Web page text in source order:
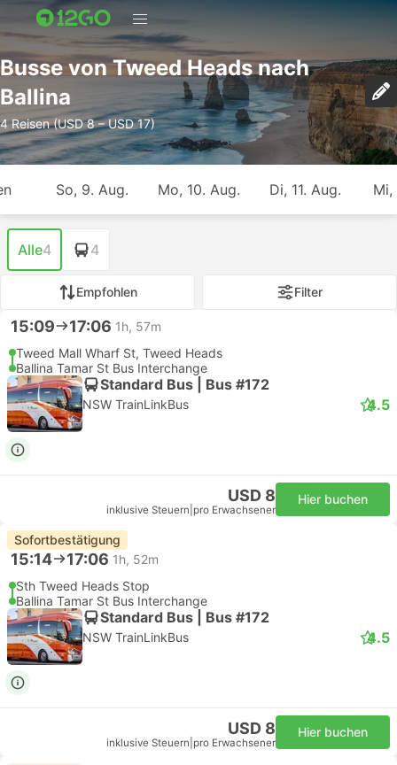
Busse von Tweed Heads nach
Ballina
4 Reisen (USD 8 – USD 17)
So, 9. Aug. Mo, 10. Aug. Di, 11. Aug. Mi,
Alle4 4
Empfohlen Filter
15:09 17:06 1h, 57m
Tweed Mall Wharf St, Tweed Heads
Ballina Tamar St Bus Interchange
Standard Bus | Bus #172
NSW TrainLinkBus 4.5
USD 8
inklusive Steuern pro Erwachsener
Hier buchen
Sofortbestätigung
15:14 17:06 1h, 52m
Sth Tweed Heads Stop
Ballina Tamar St Bus Interchange
Standard Bus | Bus #172
NSW TrainLinkBus 4.5
USD 8
inklusive Steuern pro Erwachsener
Hier buchen